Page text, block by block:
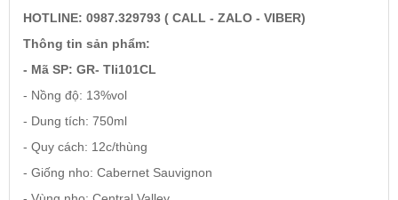
RƯỢU VANG ĐỨC
HOTLINE: 0987.329793 ( CALL - ZALO - VIBER)
Thông tin sản phẩm:
- Mã SP: GR- Tli101CL
- Nồng độ: 13%vol
- Dung tích: 750ml
- Quy cách: 12c/thùng
- Giống nho: Cabernet Sauvignon